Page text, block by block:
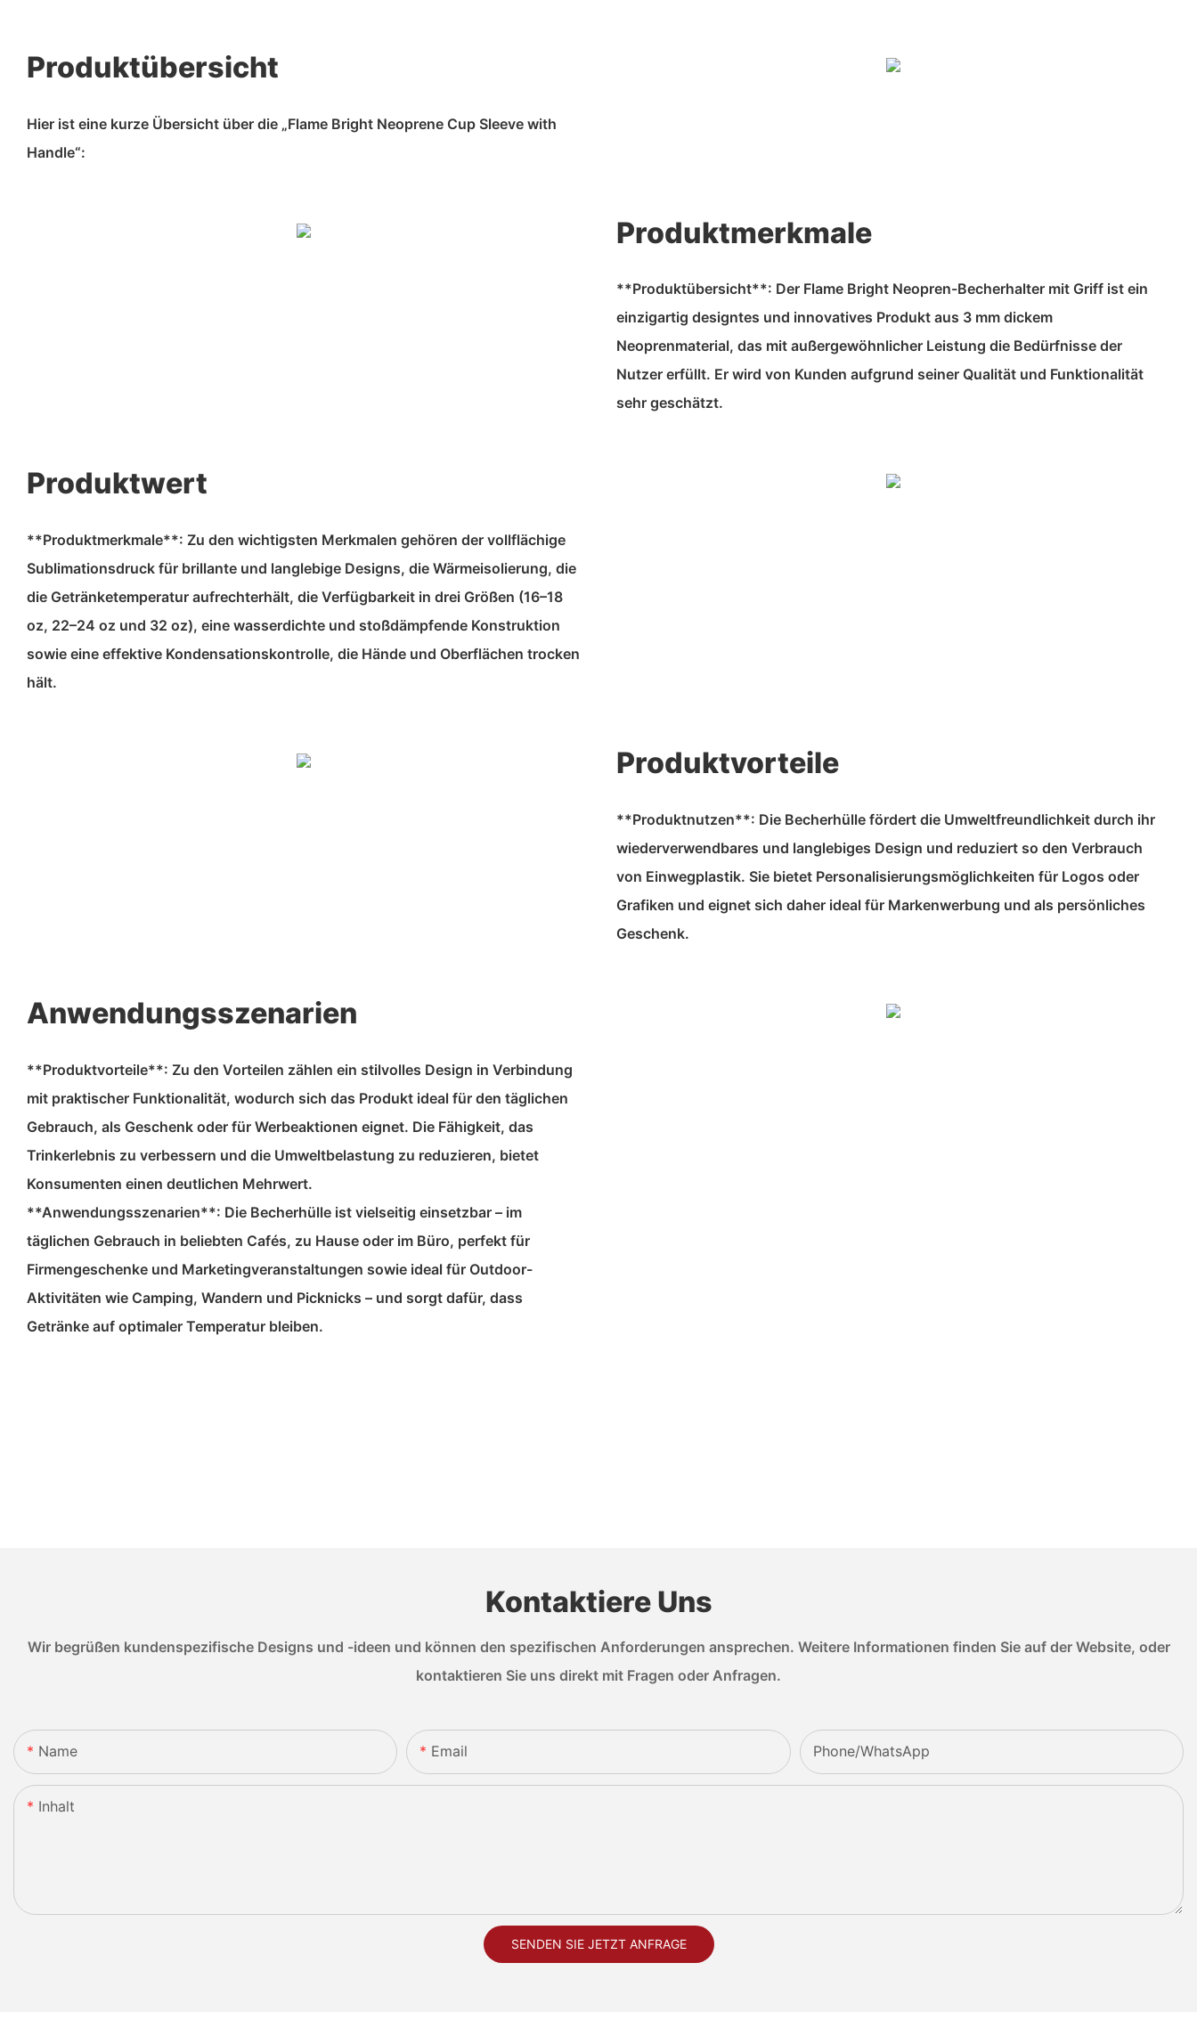
Produktübersicht
Hier ist eine kurze Übersicht über die „Flame Bright Neoprene Cup Sleeve with
Handle“:
Produktmerkmale
**Produktübersicht**: Der Flame Bright Neopren-Becherhalter mit Griff ist ein
einzigartig designtes und innovatives Produkt aus 3 mm dickem
Neoprenmaterial, das mit außergewöhnlicher Leistung die Bedürfnisse der
Nutzer erfüllt. Er wird von Kunden aufgrund seiner Qualität und Funktionalität
sehr geschätzt.
Produktwert
**Produktmerkmale**: Zu den wichtigsten Merkmalen gehören der vollflächige
Sublimationsdruck für brillante und langlebige Designs, die Wärmeisolierung, die
die Getränketemperatur aufrechterhält, die Verfügbarkeit in drei Größen (16–18
oz, 22–24 oz und 32 oz), eine wasserdichte und stoßdämpfende Konstruktion
sowie eine effektive Kondensationskontrolle, die Hände und Oberflächen trocken
hält.
Produktvorteile
**Produktnutzen**: Die Becherhülle fördert die Umweltfreundlichkeit durch ihr
wiederverwendbares und langlebiges Design und reduziert so den Verbrauch
von Einwegplastik. Sie bietet Personalisierungsmöglichkeiten für Logos oder
Grafiken und eignet sich daher ideal für Markenwerbung und als persönliches
Geschenk.
Anwendungsszenarien
**Produktvorteile**: Zu den Vorteilen zählen ein stilvolles Design in Verbindung
mit praktischer Funktionalität, wodurch sich das Produkt ideal für den täglichen
Gebrauch, als Geschenk oder für Werbeaktionen eignet. Die Fähigkeit, das
Trinkerlebnis zu verbessern und die Umweltbelastung zu reduzieren, bietet
Konsumenten einen deutlichen Mehrwert.
**Anwendungsszenarien**: Die Becherhülle ist vielseitig einsetzbar – im
täglichen Gebrauch in beliebten Cafés, zu Hause oder im Büro, perfekt für
Firmengeschenke und Marketingveranstaltungen sowie ideal für Outdoor-
Aktivitäten wie Camping, Wandern und Picknicks – und sorgt dafür, dass
Getränke auf optimaler Temperatur bleiben.
Kontaktiere Uns
Wir begrüßen kundenspezifische Designs und -ideen und können den spezifischen Anforderungen ansprechen. Weitere Informationen finden Sie auf der Website, oder
kontaktieren Sie uns direkt mit Fragen oder Anfragen.
Name Email Phone/whatsApp
Inhalt
SENDEN SIE JETZT ANFRAGE